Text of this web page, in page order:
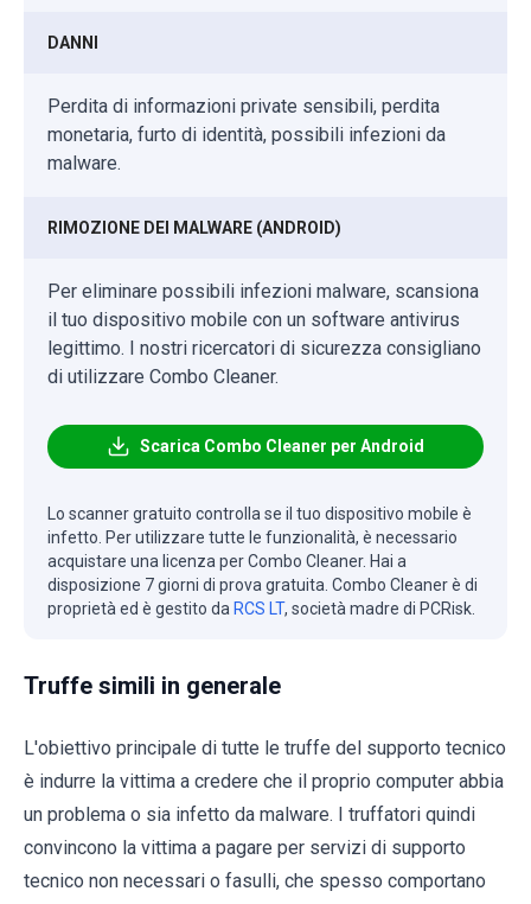
DANNI
Perdita di informazioni private sensibili, perdita
monetaria, furto di identità, possibili infezioni da
malware.
RIMOZIONE DEI MALWARE (ANDROID)
Per eliminare possibili infezioni malware, scansiona
il tuo dispositivo mobile con un software antivirus
legittimo. I nostri ricercatori di sicurezza consigliano
di utilizzare Combo Cleaner.
Scarica Combo Cleaner per Android
Lo scanner gratuito controlla se il tuo dispositivo mobile è
infetto. Per utilizzare tutte le funzionalità, è necessario
acquistare una licenza per Combo Cleaner. Hai a
disposizione 7 giorni di prova gratuita. Combo Cleaner è di
proprietà ed è gestito da RCS LT, società madre di PCRisk.
Truffe simili in generale
L'obiettivo principale di tutte le truffe del supporto tecnico
è indurre la vittima a credere che il proprio computer abbia
un problema o sia infetto da malware. I truffatori quindi
convincono la vittima a pagare per servizi di supporto
tecnico non necessari o fasulli, che spesso comportano